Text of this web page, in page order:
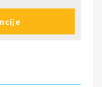
broja